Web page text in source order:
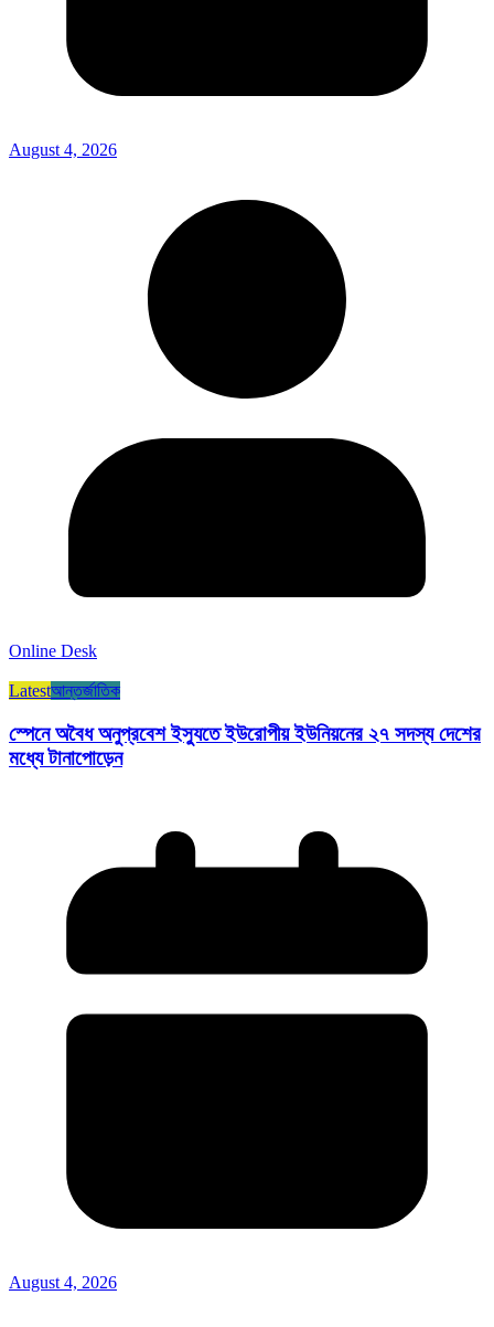
August 4, 2026
Online Desk
Latestআন্তর্জাতিক
স্পেনে অবৈধ অনুপ্রবেশ ইস্যুতে ইউরোপীয় ইউনিয়নের ২৭ সদস্য দেশের
মধ্যে টানাপোড়েন
August 4, 2026